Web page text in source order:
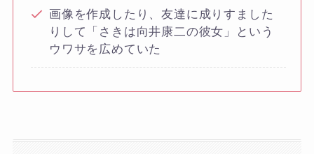
画像を作成したり、友達に成りすました
りして「さきは向井康二の彼女」という
ウワサを広めていた